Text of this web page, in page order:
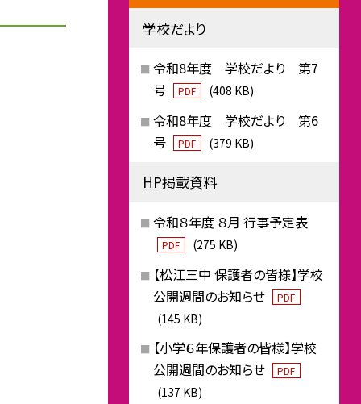
学校だより
令和8年度 学校だより 第7
号
PDF (408 KB)
令和8年度 学校だより 第6
号
PDF (379 KB)
HP掲載資料
令和８年度 ８月 行事予定表
PDF (275 KB)
【松江三中 保護者の皆様】学校
公開週間のお知らせ
PDF
(145 KB)
【小学６年保護者の皆様】学校
公開週間のお知らせ
PDF
(137 KB)